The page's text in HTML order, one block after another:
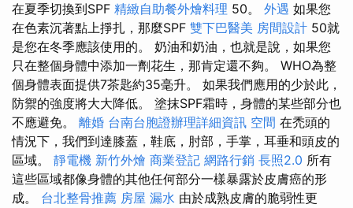
在夏季切換到SPF 精緻自助餐外燴料理 50。 外遇 如果您
在色素沉著點上掙扎，那麼SPF 雙下巴醫美 房間設計 50就
是您在冬季應該使用的。 奶油和奶油，也就是說，如果您
只在整個身體中添加一劑花生，那肯定還不夠。 WHO為整
個身體表面提供7茶匙約35毫升。 如果我們應用的少於此，
防禦的強度將大大降低。 塗抹SPF霜時，身體的某些部分也
不應避免。 離婚 台南台胞證辦理詳細資訊 空間 在禿頭的
情況下，我們到達膝蓋，鞋底，肘部，手掌，耳垂和頭皮的
區域。 靜電機 新竹外燴 商業登記 網路行銷 長照2.0 所有
這些區域都像身體的其他任何部分一樣暴露於皮膚癌的形
成。 台北整骨推薦 房屋 漏水 由於成熟皮膚的脆弱性更